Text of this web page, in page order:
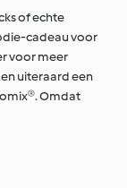
of echte
cadeau voor
voor meer
uiteraard een
Omdat